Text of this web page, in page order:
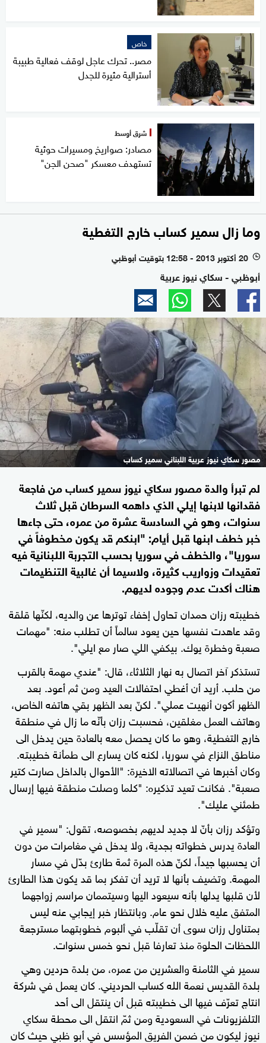
خاص
مصر.. تحرك عاجل لوقف فعالية طبيبة
أسترالية مثيرة للجدل
شرق أوسط
مصادر: صواريخ ومسيرات حوثية
تستهدف معسكر "صحن الجن"
وما زال سمير كساب خارج التغطية
l 20 أكتوبر 2013 - 12:58 بتوقيت أبوظبي
أبوظبي - سكاي نيوز عربية
مصور سكاي نيوز عربية اللبناني سمير كساب
لم تبرأ والدة مصور سكاي نيوز سمير كساب من فاجعة
فقدانها لابنها إيلي الذي داهمه السرطان قبل ثلاث
سنوات، وهو في السادسة عشرة من عمره، حتى جاءها
خبر خطف ابنها قبل أيام: "ابنكم قد يكون مخطوفاً في
سوريا"، والخطف في سوريا بحسب التجربة اللبنانية فيه
تعقيدات وزواريب كثيرة، ولاسيما أن غالبية التنظيمات
هناك أكدت عدم وجوده لديهم.
خطيبته رزان حمدان تحاول إخفاء توترها عن والديه، لكنّها قلقة
وقد عاهدت نفسها حين يعود سالماً أن تطلب منه: "مهمات
صعبة وخطرة يوك. بيكفي اللي صار مع ايلي".
تستذكر آخر اتصال به نهار الثلاثاء، قال: "عندي مهمة بالقرب
من حلب. أريد أن أغطي احتفالات العيد ومن ثم أعود. بعد
الظهر أكون أنهيت عملي". لكنّ بعد الظهر بقي هاتفه الخاص،
وهاتف العمل مغلقين، فحسبت رزان بأنّه ما زال في منطقة
خارج التغطية، وهو ما كان يحصل معه بالعادة حين يدخل الى
مناطق النزاع في سوريا، لكنه كان يسارع الى طمأنة خطيبته.
وكان أخبرها في اتصالاته الاخيرة: "الأحوال بالداخل صارت كتير
صعبة". فكانت تعيد تذكيره: "كلما وصلت منطقة فيها إرسال
طمئني عليك".
وتؤكد رزان بأنّ لا جديد لديهم بخصوصه، تقول: "سمير في
العادة يدرس خطواته بجدية، ولا يدخل في مغامرات من دون
أن يحسبها جيداً، لكنّ هذه المرة ثمة طارئ بدّل في مسار
المهمة. وتضيف بأنها لا تريد أن تفكر بما قد يكون هذا الطارئ
لأن قلبها يدلها بأنه سيعود اليها وسيتممان مراسم زواجهما
المتفق عليه خلال نحو عام. وبانتظار خبر إيجابي عنه ليس
بمتناول رزان سوى أن تقلّب في ألبوم خطوبتهما مسترجعة
اللحظات الحلوة منذ تعارفا قبل نحو خمس سنوات.
سمير في الثامنة والعشرين من عمره، من بلدة حردين وهي
بلدة القديس نعمة الله كساب الحرديني. كان يعمل في شركة
انتاج تعرّف فيها الى خطيبته قبل أن ينتقل الى أحد
التلفزيونات في السعودية ومن ثمّ انتقل الى محطة سكاي
نيوز ليكون من ضمن الفريق المؤسس في أبو ظبي حيث كان